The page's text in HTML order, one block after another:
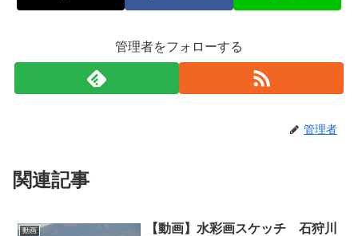
管理者をフォローする
管理者
関連記事
動画
【動画】水彩画スケッチ 石狩川